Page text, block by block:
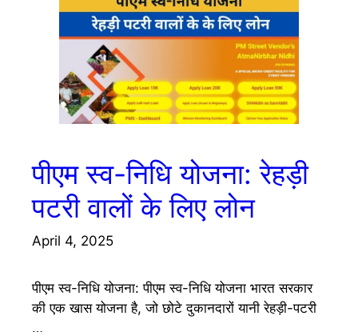
पीएम स्व-निधि योजना: रेहड़ी
पटरी वालों के लिए लोन
April 4, 2025
पीएम स्व-निधि योजना: पीएम स्व-निधि योजना भारत सरकार
की एक खास योजना है, जो छोटे दुकानदारों यानी रेहड़ी-पटरी
…